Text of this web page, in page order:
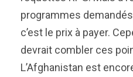
programmes
c’est le prix à payer.
devrait combler ces
L’Afghanistan est